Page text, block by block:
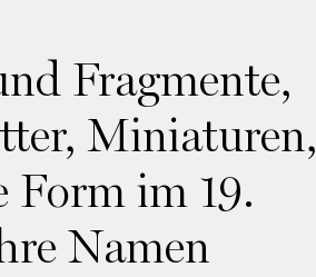
Fragmente,
Miniaturen,
im 19.
Namen